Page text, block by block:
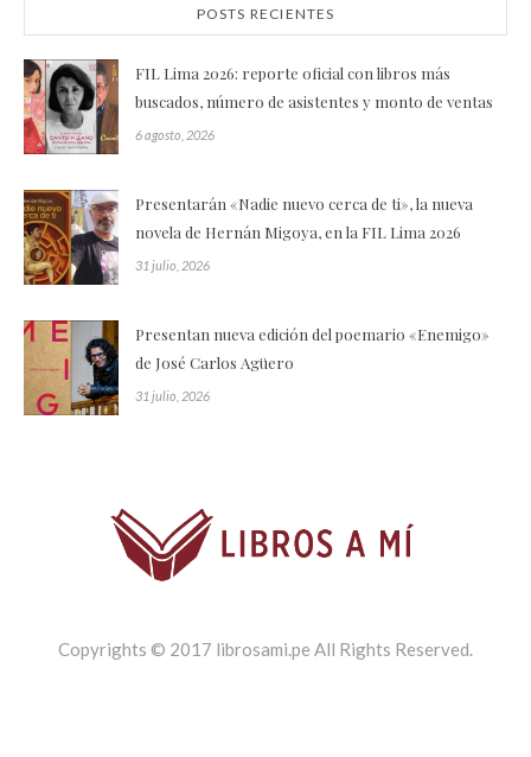
POSTS RECIENTES
FIL Lima 2026: reporte oficial con libros más
buscados, número de asistentes y monto de ventas
6 agosto, 2026
Presentarán «Nadie nuevo cerca de ti», la nueva
novela de Hernán Migoya, en la FIL Lima 2026
31 julio, 2026
Presentan nueva edición del poemario «Enemigo»
de José Carlos Agüero
31 julio, 2026
Copyrights © 2017 librosami.pe All Rights Reserved.